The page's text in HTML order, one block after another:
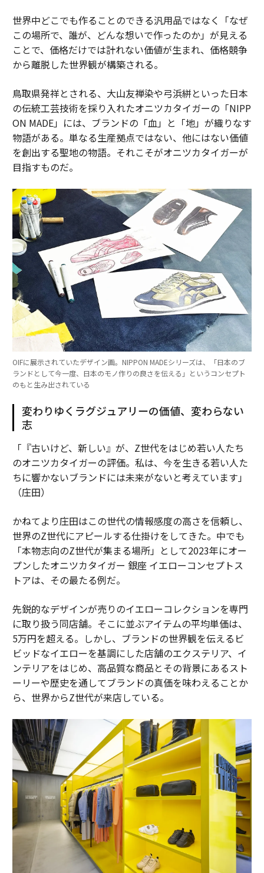
世界中どこでも作ることのできる汎用品ではなく「なぜ
この場所で、誰が、どんな想いで作ったのか」が見える
ことで、価格だけでは計れない価値が生まれ、価格競争
から離脱した世界観が構築される。
鳥取県発祥とされる、大山友禅染や弓浜絣といった日本
の伝統工芸技術を採り入れたオニツカタイガーの「NIPP
ON MADE」には、ブランドの「血」と「地」が織りなす
物語がある。単なる生産拠点ではない、他にはない価値
を創出する聖地の物語。それこそがオニツカタイガーが
目指すものだ。
OIFに展示されていたデザイン画。NIPPON MADEシリーズは、「日本のブ
ランドとして今一度、日本のモノ作りの良さを伝える」というコンセプト
のもと生み出されている
変わりゆくラグジュアリーの価値、変わらない
志
「『古いけど、新しい』が、Z世代をはじめ若い人たち
のオニツカタイガーの評価。私は、今を生きる若い人た
ちに響かないブランドには未来がないと考えています」
（庄田）
かねてより庄田はこの世代の情報感度の高さを信頼し、
世界のZ世代にアピールする仕掛けをしてきた。中でも
「本物志向のZ世代が集まる場所」として2023年にオー
プンしたオニツカタイガー 銀座 イエローコンセプトス
トアは、その最たる例だ。
先鋭的なデザインが売りのイエローコレクションを専門
に取り扱う同店舗。そこに並ぶアイテムの平均単価は、
5万円を超える。しかし、ブランドの世界観を伝えるビ
ビッドなイエローを基調にした店舗のエクステリア、イ
ンテリアをはじめ、高品質な商品とその背景にあるスト
ーリーや歴史を通してブランドの真価を味わえることか
ら、世界からZ世代が来店している。